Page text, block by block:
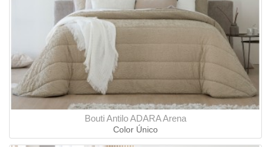
Bouti Antilo ADARA Arena
Color Único